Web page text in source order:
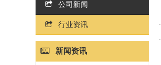
公司新闻
行业资讯
新闻资讯